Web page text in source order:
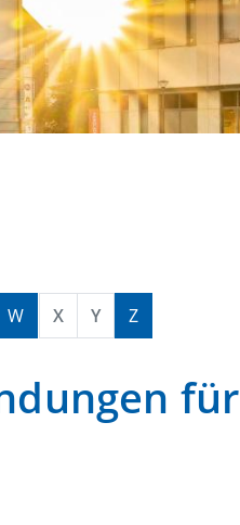
W X Y Z
für